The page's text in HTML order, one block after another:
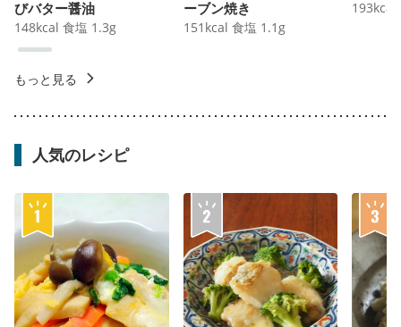
びバター醤油
148kcal 食塩 1.3g
ーブン焼き
151 kcal 食塩 1.1 g
193kcal
もっと見る
人気のレシピ